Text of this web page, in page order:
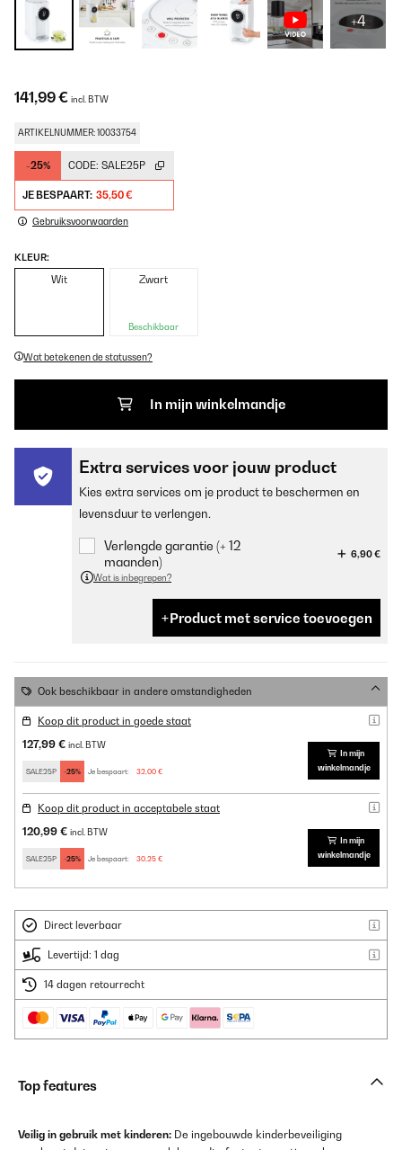
+4
141,99 € incl. BTW
ARTIKELNUMMER: 10033754
-25% CODE: SALE25P
JE BESPAART: 35,50 €
Gebruiksvoorwaarden
KLEUR:
Wit Zwart
Beschikbaar
Wat betekenen de statussen?
In mijn winkelmandje
Extra services voor jouw product
Kies extra services om je product te beschermen en
levensduur te verlengen.
Verlengde garantie (+ 12
maanden)
6,90 €
Wat is inbegrepen?
Product met service toevoegen
Ook beschikbaar in andere omstandigheden
Koop dit product in goede staat
127,99 € incl. BTW
SALE25P -25% Je bespaart: 32,00 €
In mijn
winkelmandje
Koop dit product in acceptabele staat
120,99 € incl. BTW
SALE25P -25% Je bespaart: 30,25 €
In mijn
winkelmandje
Direct leverbaar
Levertijd: 1 dag
14 dagen retourrecht
Top features
Veilig in gebruik met kinderen: De ingebouwde kinderbeveiliging